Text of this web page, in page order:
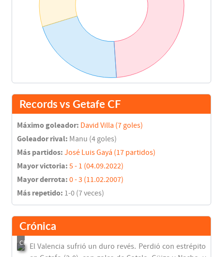
Records vs Getafe CF
Máximo goleador: David Villa (7 goles)
Goleador rival: Manu (4 goles)
Más partidos: José Luis Gayá (17 partidos)
Mayor victoria: 5 - 1 (04.09.2022)
Mayor derrota: 0 - 3 (11.02.2007)
Más repetido: 1-0 (7 veces)
Crónica
El Valencia sufrió un duro revés. Perdió con estrépito